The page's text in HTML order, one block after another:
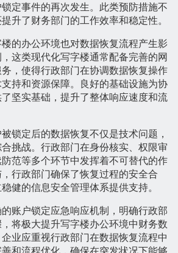
定事件的再次发生。此类预防措施不
升了财务部门的工作效率和稳定性。
的办公环境也对数据恢复流程产生影
这类现代化写字楼通常配备完善的网
，使得行政部门在协调数据恢复操作
持和资源保障。良好的基础设施为协
坚实基础，提升了整体响应速度和流
锁定后的数据恢复不仅是技术问题，
挑战。行政部门在身份核实、权限审
范等多个环节中发挥着不可替代的作
行政部门确保了恢复过程的安全合
健的信息安全管理体系提供支持。
账户锁定应急响应机制，明确行政部
将极大提升写字楼办公环境中财务数
业应重视行政部门在数据恢复流程中